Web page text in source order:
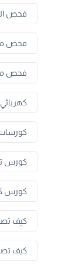
فحص
فحص
فحص
كورسات
كورس
كورس
كيف
كيف